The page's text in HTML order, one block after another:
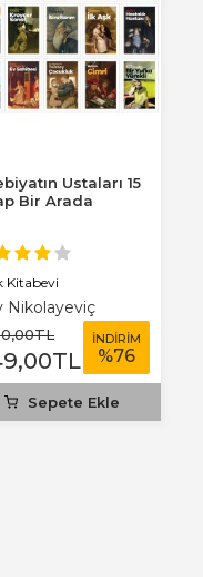
Ustaları 15
Bir Arada
Kitabevi
Nikolayeviç
,00TL
,00TL
İNDİRİM
%76
Sepete Ekle